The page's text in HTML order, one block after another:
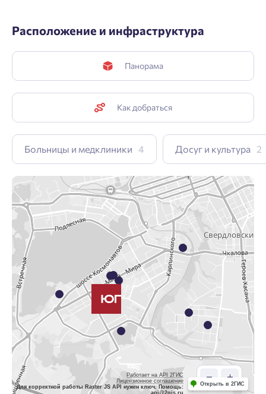
Расположение и инфраструктура
Панорама
Как добраться
Больницы и медклиники 4 Досуг и культура 2
Работает на API 2ГИС
Лицензионное соглашение
Для корректной работы Raster JS API нужен ключ. Помощь:
api@2gis.ru
Открыть в 2ГИС